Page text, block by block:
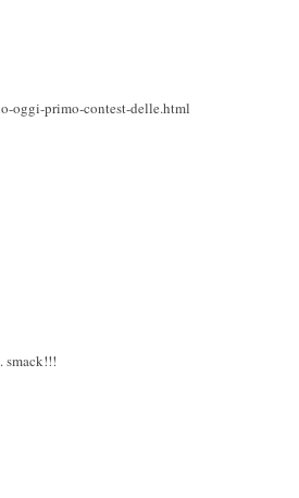
oggi-primo-contest-delle.html
smack!!!